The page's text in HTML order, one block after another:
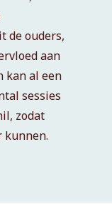
de ouders,
aan
kan al een
sessies
zodat
kunnen.